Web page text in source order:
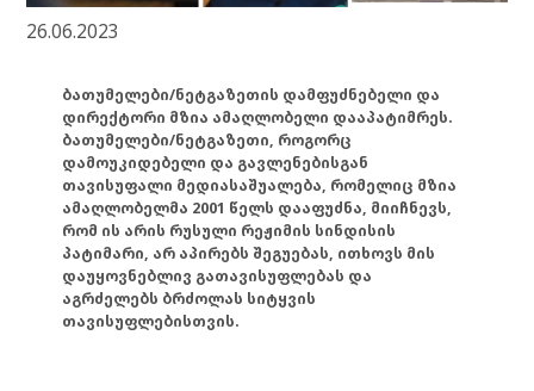
26.06.2023
ბათუმელები/ნეტგაზეთის დამფუძნებელი და
დირექტორი მზია ამაღლობელი დააპატიმრეს.
ბათუმელები/ნეტგაზეთი, როგორც
დამოუკიდებელი და გავლენებისგან
თავისუფალი მედიასაშუალება, რომელიც მზია
ამაღლობელმა 2001 წელს დააფუძნა, მიიჩნევს,
რომ ის არის რუსული რეჟიმის სინდისის
პატიმარი, არ აპირებს შეგუებას, ითხოვს მის
დაუყოვნებლივ გათავისუფლებას და
აგრძელებს ბრძოლას სიტყვის
თავისუფლებისთვის.